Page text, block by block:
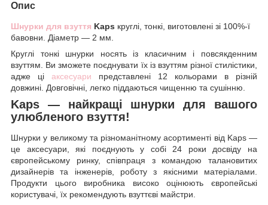
Опис
Шнурки для взуття Kaps круглі, тонкі, виготовлені зі 100%-ї
бавовни. Діаметр — 2 мм.
Круглі тонкі шнурки носять із класичним і повсякденним
взуттям. Ви зможете поєднувати їх із взуттям різної стилістики,
адже ці аксесуари представлені 12 кольорами в різній
довжині. Довговічні, легко піддаються чищенню та сушінню.
Kaps — найкращі шнурки для вашого
улюбленого взуття!
Шнурки у великому та різноманітному асортименті від Kaps —
це аксесуари, які поєднують у собі 24 роки досвіду на
європейському ринку, співпраця з командою талановитих
дизайнерів та інженерів, роботу з якісними матеріалами.
Продукти цього виробника високо оцінюють європейські
користувачі, їх рекомендують взуттєві майстри.